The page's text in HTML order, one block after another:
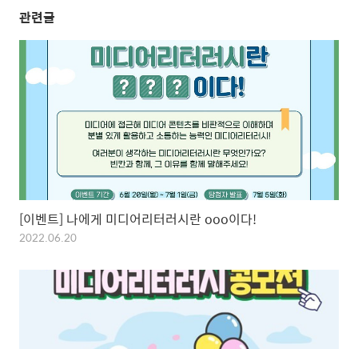
관련글
[이벤트] 나에게 미디어리터러시란 ooo이다!
2022.06.20